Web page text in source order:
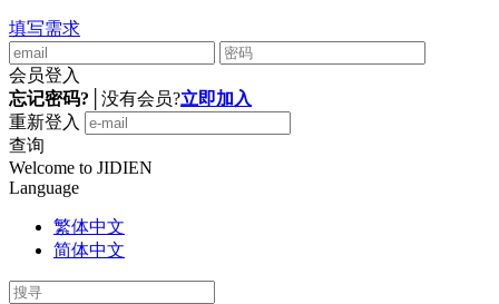
填写需求
会员登入
忘记密码?
没有会员?立即加入
重新登入
查询
Welcome to JIDIEN
Language
繁体中文
简体中文